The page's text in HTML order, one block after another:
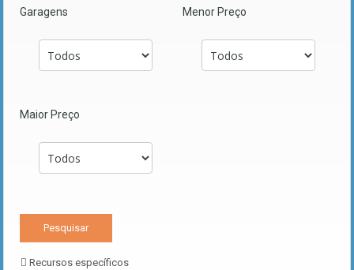
Garagens Menor Preço
Maior Preço
Recursos específicos